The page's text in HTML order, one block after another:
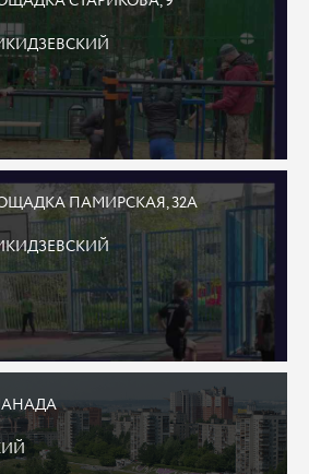
ПАМИРСКАЯ, 32А